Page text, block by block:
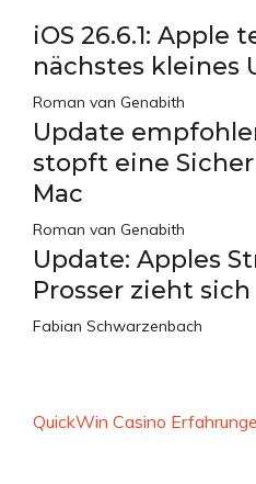
iOS 26.6.1: Apple
nächstes kleines
Roman van Genabith
Update
stopft eine
Mac
Roman van Genabith
Update: Apples
Prosser zieht sich
Fabian Schwarzenbach
QuickWin Casino